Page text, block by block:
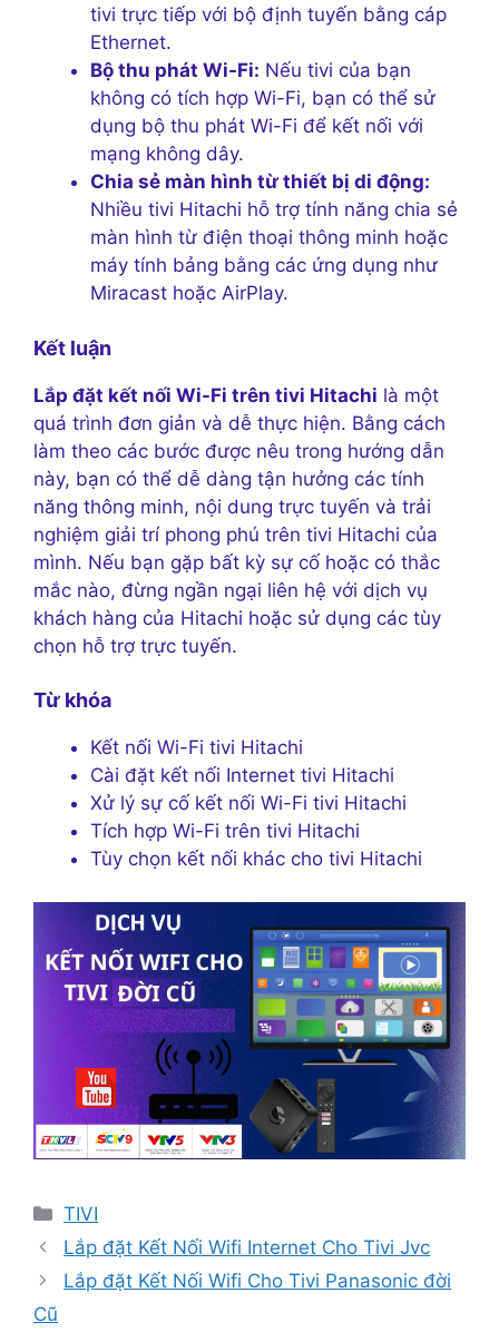
tivi trực tiếp với bộ định tuyến bằng cáp
Ethernet.
Bộ thu phát Wi-Fi: Nếu tivi của bạn
không có tích hợp Wi-Fi, bạn có thể sử
dụng bộ thu phát Wi-Fi để kết nối với
mạng không dây.
Chia sẻ màn hình từ thiết bị di động:
Nhiều tivi Hitachi hỗ trợ tính năng chia sẻ
màn hình từ điện thoại thông minh hoặc
máy tính bảng bằng các ứng dụng như
Miracast hoặc AirPlay.
Kết luận
Lắp đặt kết nối Wi-Fi trên tivi Hitachi là một
quá trình đơn giản và dễ thực hiện. Bằng cách
làm theo các bước được nêu trong hướng dẫn
này, bạn có thể dễ dàng tận hưởng các tính
năng thông minh, nội dung trực tuyến và trải
nghiệm giải trí phong phú trên tivi Hitachi của
mình. Nếu bạn gặp bất kỳ sự cố hoặc có thắc
mắc nào, đừng ngần ngại liên hệ với dịch vụ
khách hàng của Hitachi hoặc sử dụng các tùy
chọn hỗ trợ trực tuyến.
Từ khóa
Kết nối Wi-Fi tivi Hitachi
Cài đặt kết nối Internet tivi Hitachi
Xử lý sự cố kết nối Wi-Fi tivi Hitachi
Tích hợp Wi-Fi trên tivi Hitachi
Tùy chọn kết nối khác cho tivi Hitachi
Danh
mục
TIVI
Lắp đặt Kết Nối Wifi Internet Cho Tivi Jvc
Lắp đặt Kết Nối Wifi Cho Tivi Panasonic đời
Cũ